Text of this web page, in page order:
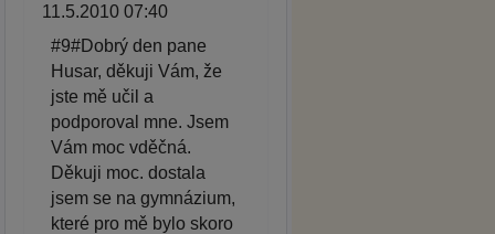
11.5.2010 07:40
#9#Dobrý den pane
Husar, děkuji Vám, že
jste mě učil a
podporoval mne. Jsem
Vám moc vděčná.
Děkuji moc. dostala
jsem se na gymnázium,
které pro mě bylo skoro